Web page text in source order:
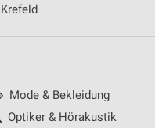
Krefeld
Mode & Bekleidung
Optiker & Hörakustik